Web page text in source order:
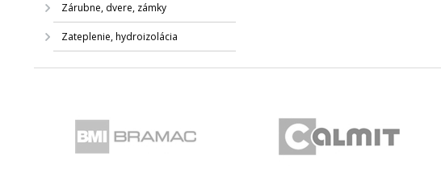
Zárubne, dvere, zámky
Zateplenie, hydroizolácia